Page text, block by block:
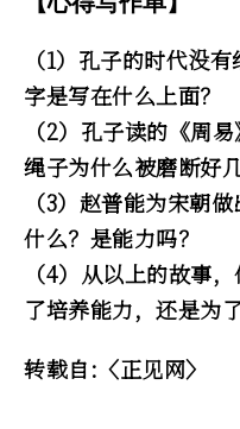
（1）孔子的时代没
字是写在什么上面？
（2）孔子读的《周
绳子为什么被磨断好
（3）赵普能为宋朝
什么？是能力吗？
（4）从以上的故事
了培养能力，还是为
转载自:〈正见网〉